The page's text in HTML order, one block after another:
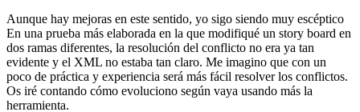
Aunque hay mejoras en este sentido, yo sigo siendo muy escéptico
En una prueba más elaborada en la que modifiqué un story board en
dos ramas diferentes, la resolución del conflicto no era ya tan
evidente y el XML no estaba tan claro. Me imagino que con un
poco de práctica y experiencia será más fácil resolver los conflictos.
Os iré contando cómo evoluciono según vaya usando más la
herramienta.